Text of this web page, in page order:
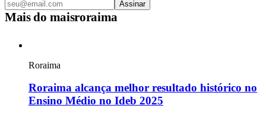
Assinar
Mais do maisroraima
Roraima
Roraima alcança melhor resultado histórico no
Ensino Médio no Ideb 2025